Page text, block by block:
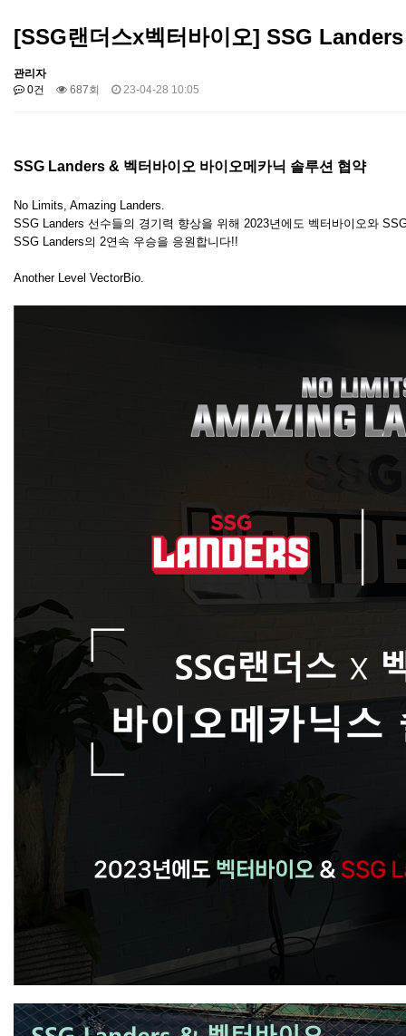
[SSG랜더스x벡터바이오] SSG
관리자
0건
687회 23-04-28 10:05
SSG Landers & 벡터바이오 바이오메카닉 솔루션 협약
No Limits, Amazing Landers.
SSG Landers 선수들의 경기력 향상을 위해 2023년에도 벡터바이오와
SSG Landers의 2연속 우승을 응원합니다!!
Another Level VectorBio.